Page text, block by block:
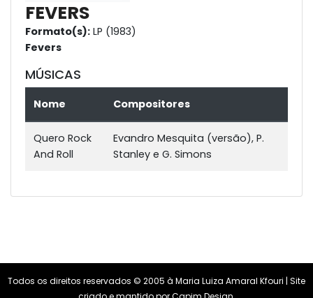
FEVERS
Formato(s): LP (1983)
Fevers
MÚSICAS
Nome Compositores
Quero Rock
And Roll
Evandro Mesquita (versão), P.
Stanley e G. Simons
Todos os direitos reservados © 2005 à Maria Luiza Amaral Kfouri | Site